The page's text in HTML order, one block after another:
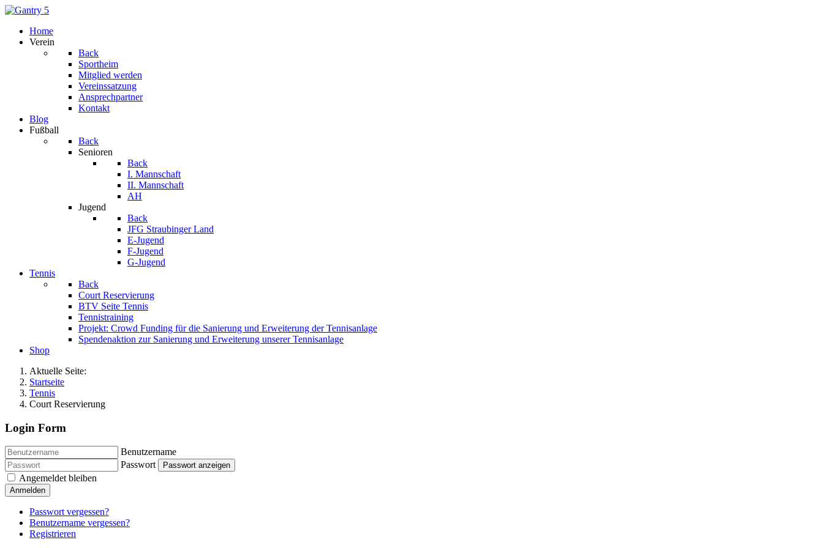
Home
Verein
Back
Sportheim
Mitglied werden
Vereinssatzung
Ansprechpartner
Kontakt
Blog
Fußball
Back
Senioren
Back
I. Mannschaft
II. Mannschaft
AH
Jugend
Back
JFG Straubinger Land
E-Jugend
F-Jugend
G-Jugend
Tennis
Back
Court Reservierung
BTV Seite Tennis
Tennistraining
Projekt: Crowd Funding für die Sanierung und Erweiterung der Tennisanlage
Spendenaktion zur Sanierung und Erweiterung unserer Tennisanlage
Shop
Aktuelle Seite:
Startseite
Tennis
Court Reservierung
Login Form
Benutzername
Passwort
Passwort anzeigen
Angemeldet bleiben
Anmelden
Passwort vergessen?
Benutzername vergessen?
Registrieren